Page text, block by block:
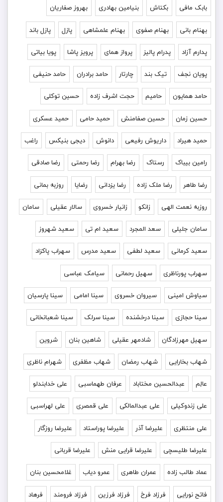
بابک مافی بکتاش بنیامین بهادری بهروز صفاریان
بهنام بانی بهنام صفوی بهنام علمشاهی پازل پازل باند
پدارم آزاد پدرام پالیز پرواز همای پرویز پاشا پویا بیاتی
پویان نجف تیک بند چارتار حامد برادران حامد حنیفی
حامد همایون حامیم حجت اشرف زاده حسین توکلی
حسین زمان حسین صفامنش حمید حامی حمید عسکری
حمید هیراد داریوش رفیعی دانوش دیجی بنیکس راغب
رامین بیباک رستاک رضا بهرام رضا رحمتی رضا صادقی
رضا طاهر رضا ملک زاده رضا یزدانی رضایا روزبه بمانى
روزبه نعمت الهی زانکو زانیار خسروی سالار عقیلی سامان
سامان جلیلی سعد المجرد سعید ام تی سعید شهروز
سعید کرمانی سعید لطفی سعید مدرس سهراب پاکزاد
سهراب پورناظری سهیل رحمانی سیامک عباسی
سیاوش امینی سیروان خسروی سینا امامی سینا پارسیان
سینا حجازی سینا درخشنده سینا سرلک سینا شعبانخانی
سهیل مهرزادگان شادمهر عقیلی شاهین بنان شروین
شهاب بخارایی شهاب رمضان شهاب مظفری شهرام ناظری
عالِم عبدالحسین مختاباد عرفان طهماسبی علی خدابندلو
علی زندوکیلی علی عبدالمالکی علی قمصری علی لهراسبی
علی منتظری علیرضا آذر علیرضا پوراستاد علیرضا روزگار
علیرضا طلیسچی علیرضا قرایی منش علیرضا قربانی
عماد طالب زاده عمران طاهری عمرو دیاب غلامحسین بنان
فاتح نورایی فرزاد فرخ فرزاد فرزین فرزاد فرومند فرهاد